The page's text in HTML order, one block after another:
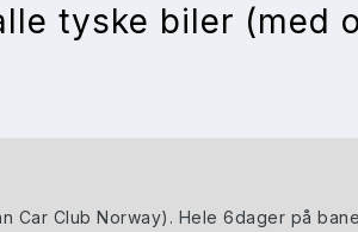
tyske biler (med
Car Club Norway). Hele 6dager på